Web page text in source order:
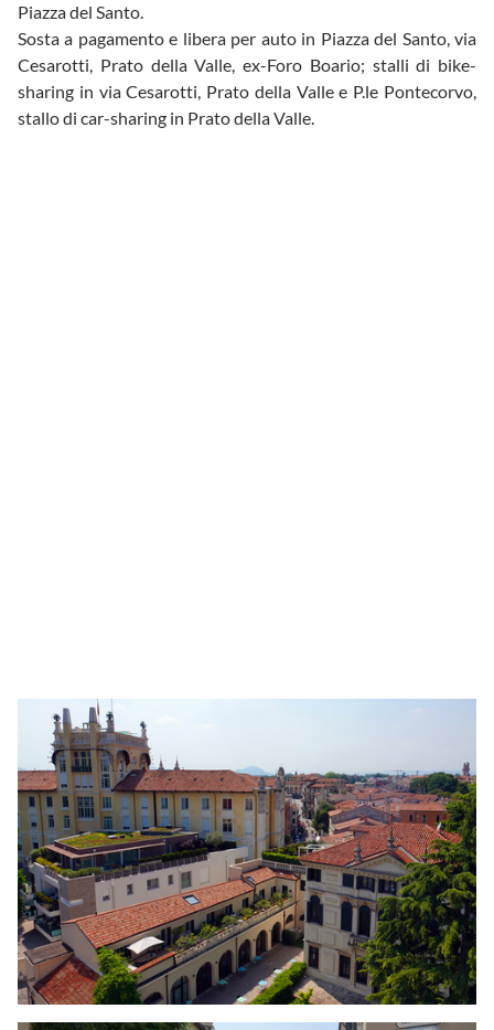
Piazza del Santo.
Sosta a pagamento e libera per auto in Piazza del Santo, via
Cesarotti, Prato della Valle, ex-Foro Boario; stalli di bike-
sharing in via Cesarotti, Prato della Valle e P.le Pontecorvo,
stallo di car-sharing in Prato della Valle.